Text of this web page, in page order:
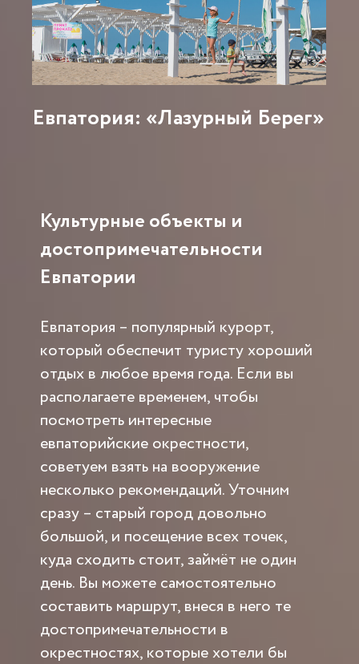
Евпатория: «Лазурный Берег»
Культурные объекты и
достопримечательности
Евпатории
Евпатория – популярный курорт,
который обеспечит туристу хороший
отдых в любое время года. Если вы
располагаете временем, чтобы
посмотреть интересные
евпаторийские окрестности,
советуем взять на вооружение
несколько рекомендаций. Уточним
сразу – старый город довольно
большой, и посещение всех точек,
куда сходить стоит, займёт не один
день. Вы можете самостоятельно
составить маршрут, внеся в него те
достопримечательности в
окрестностях, которые хотели бы